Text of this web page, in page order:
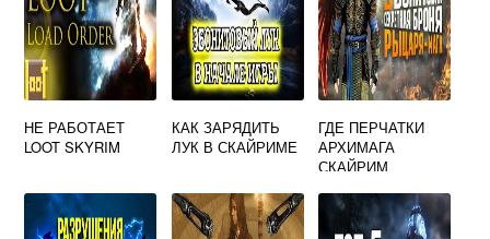
НЕ РАБОТАЕТ
LOOT SKYRIM
КАК ЗАРЯДИТЬ
ЛУК В СКАЙРИМЕ
ГДЕ ПЕРЧАТКИ
АРХИМАГА
СКАЙРИМ